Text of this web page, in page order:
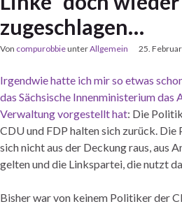
zugeschlagen…
Von compurobbieunterAllgemein 25.
Irgendwie hatte ich mir so etwas
das Sächsische Innenministerium
Verwaltung vorgestellt hat: Die
CDU und FDP halten sich zurück.
sich nicht aus der Deckung raus, aus
gelten und die Linkspartei, die nutzt
Bisher war von keinem Politiker der